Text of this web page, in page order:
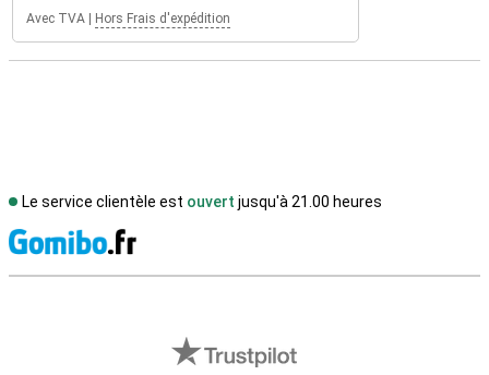
Avec TVA Hors Frais d'expédition
Le service clientèle est ouvert jusqu'à 21.00 heures